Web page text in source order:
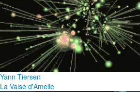
Yann Tiersen
La Valse d'Amelie